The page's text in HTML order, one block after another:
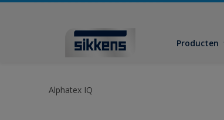
Producten
Alphatex IQ